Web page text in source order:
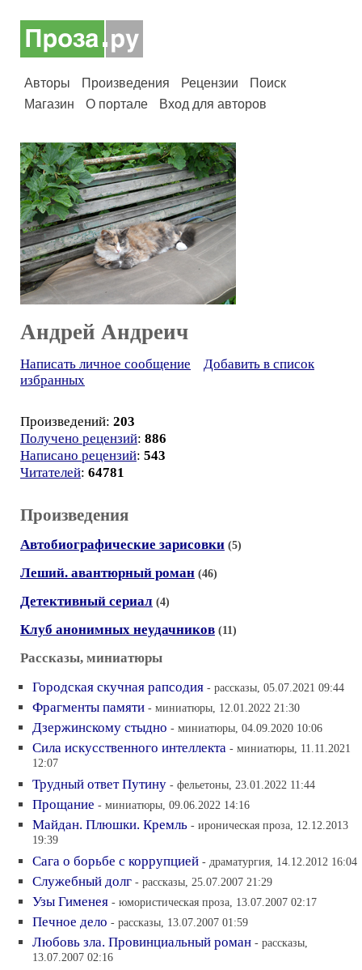
Авторы Произведения Рецензии
Поиск
Магазин
О портале Вход для авторов
Андрей Андреич
Написать личное сообщение
Добавить в список
избранных
Произведений: 203
Получено рецензий: 886
Написано рецензий: 543
Читателей: 64781
Произведения
Автобиографические зарисовки (5)
Леший. авантюрный роман (46)
Детективный сериал (4)
Клуб анонимных неудачников (11)
Рассказы, миниатюры
Городская скучная рапсодия - рассказы, 05.07.2021 09:44
Фрагменты памяти - миниатюры, 12.01.2022 21:30
Дзержинскому стыдно - миниатюры, 04.09.2020 10:06
Сила искусственного интеллекта - миниатюры, 11.11.2021
12:07
Трудный ответ Путину - фельетоны, 23.01.2022 11:44
Прощание - миниатюры, 09.06.2022 14:16
Майдан. Плюшки. Кремль - ироническая проза, 12.12.2013
19:39
Сага о борьбе с коррупцией - драматургия, 14.12.2012 16:04
Служебный долг - рассказы, 25.07.2007 21:29
Узы Гименея - юмористическая проза, 13.07.2007 02:17
Печное дело - рассказы, 13.07.2007 01:59
Любовь зла. Провинциальный роман - рассказы,
13.07.2007 02:16